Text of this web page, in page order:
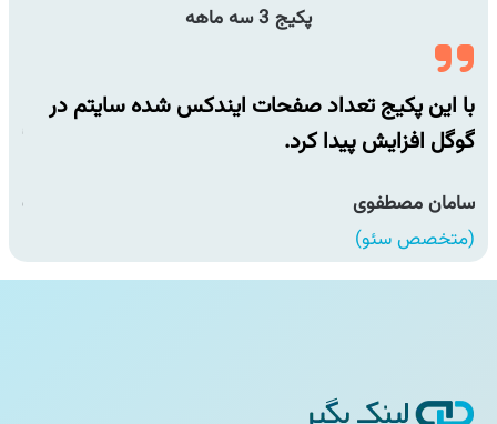
پکیج 3 سه ماهه
با این پکیج تعداد صفحات ایندکس شده سایتم در
گوگل افزایش پیدا کرد.
سامان مصطفوی
(متخصص سئو)